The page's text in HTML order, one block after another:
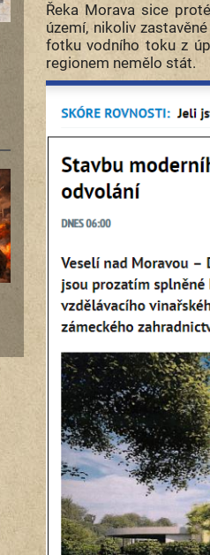
Řeka Morava sice
území, nikoliv
fotku vodního toku z
regionem nemělo stát.